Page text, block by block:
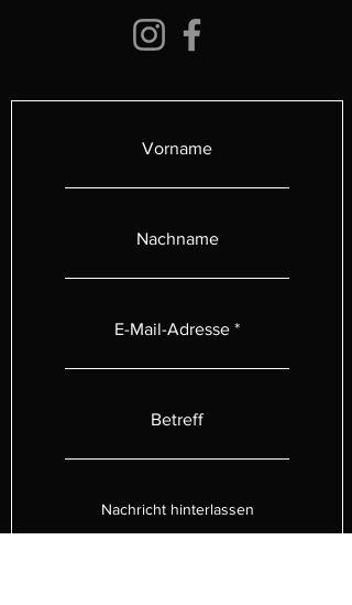
Vorname
Nachname
E-Mail-Adresse
Betreff
Nachricht hinterlassen